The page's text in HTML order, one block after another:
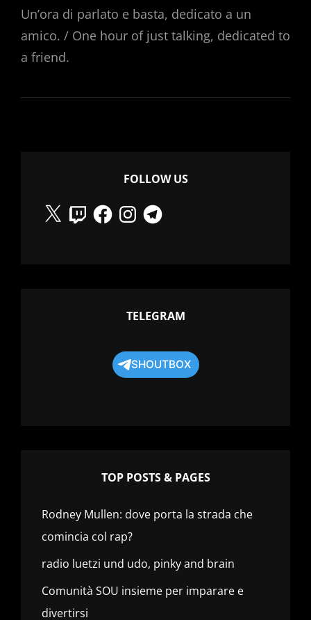
Un’ora di parlato e basta, dedicato a un
amico. / One hour of just talking, dedicated to
a friend.
FOLLOW US
X
TwitchFacebookInstagramTelegram
TELEGRAM
SHOUTBOX
TOP POSTS & PAGES
Rodney Mullen: dove porta la strada che
comincia col rap?
radio luetzi und udo, pinky and brain
Comunità SOU insieme per imparare e
divertirsi